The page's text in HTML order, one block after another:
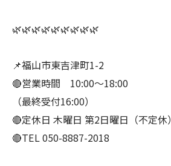
🌿🌿🌿🌿🌿🌿🌿🌿🌿
📌福山市東吉津町1-2
🔴営業時間 10:00〜18:00
（最終受付16:00）
🔴定休日 木曜日 第2日曜日（不定休）
🔴TEL 050-8887-2018